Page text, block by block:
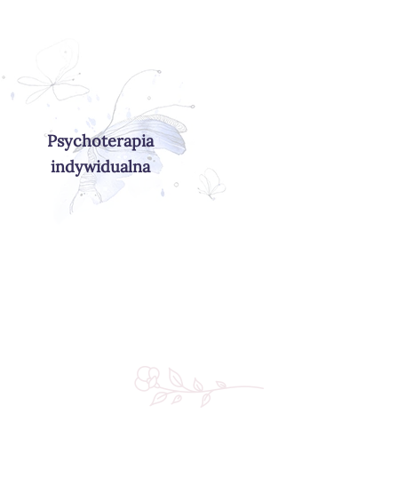
Psychoterapia
indywidualna